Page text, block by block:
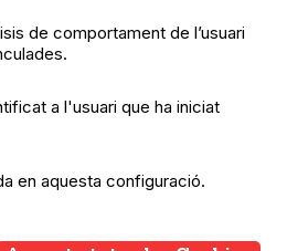
de comportament de l’usuari
a l'usuari que ha iniciat
en aquesta configuració.